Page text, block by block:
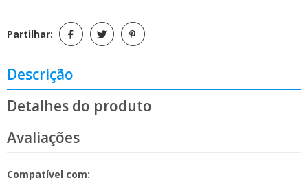
Partilhar:
Descrição
Detalhes do produto
Avaliações
Compatível com: